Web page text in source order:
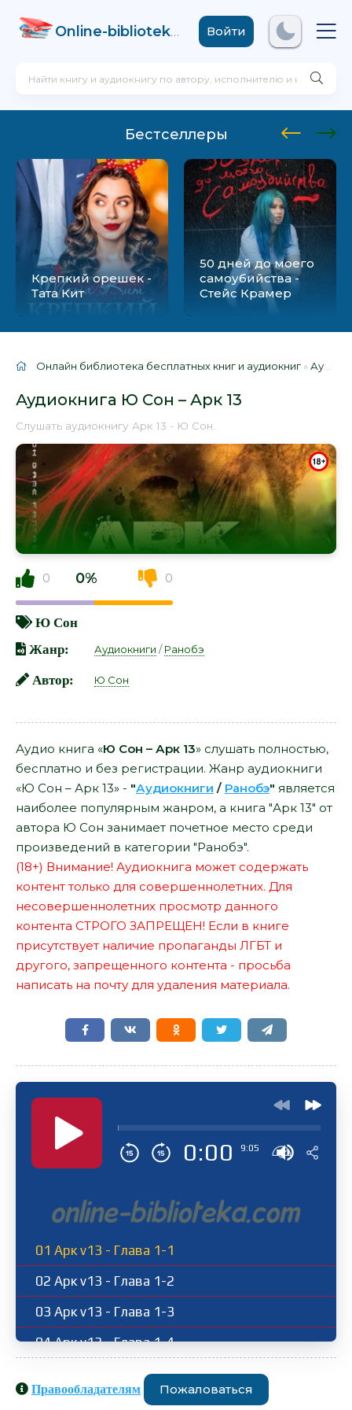
Online-biblioteka .comВойти
Бестселлеры
Крепкий орешек -
Тата Кит
50 дней до моего
самоубийства -
Стейс Крамер
Онлайн библиотека бесплатных книг и аудиокниг »Аудиокниги
Аудиокнига Ю Сон – Арк 13
Слушать аудиокнигу Арк 13 - Ю Сон.
0 0% 0
Ю Сон
Жанр:
Аудиокниги /Ранобэ
Автор: Ю Сон
Аудио книга «Ю Сон – Арк 13» слушать полностью,
бесплатно и без регистрации. Жанр аудиокниги
«Ю Сон – Арк 13» - "Аудиокниги / Ранобэ" является
наиболее популярным жанром, а книга "Арк 13" от
автора Ю Сон занимает почетное место среди
произведений в категории "Ранобэ".
(18+) Внимание! Аудиокнига может содержать
контент только для совершеннолетних. Для
несовершеннолетних просмотр данного
контента СТРОГО ЗАПРЕЩЕН! Если в книге
присутствует наличие пропаганды ЛГБТ и
другого, запрещенного контента - просьба
написать на почту для удаления материала.
0:00 9:05
01 Арк v13 - Глава 1-1
02 Арк v13 - Глава 1-2
03 Арк v13 - Глава 1-3
04 Арк v13 - Глава 1-4
05 Арк v13 - Глава 2-1
06 Арк v13 - Глава 2-2
Правообладателям Пожаловаться